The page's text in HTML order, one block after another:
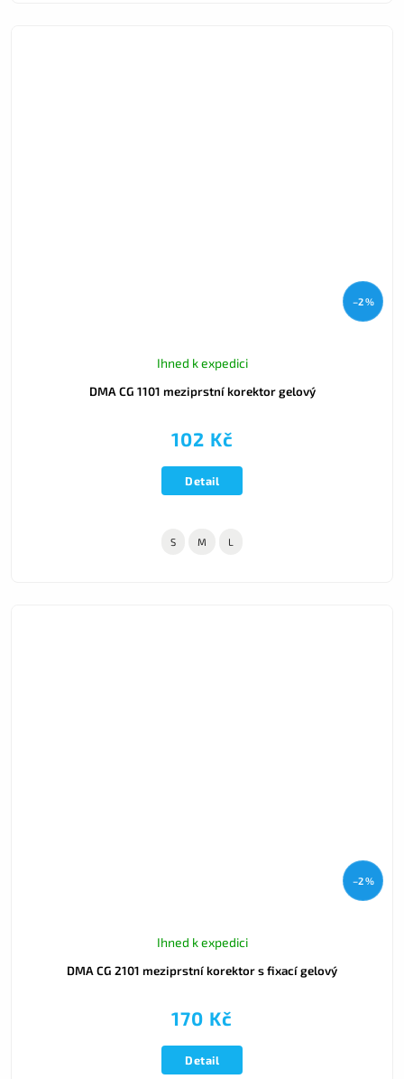
–2 %
DMA CG 1101 meziprstní korektor gelový
Ihned k expedici
102 Kč
Detail
S M L
–2 %
DMA CG 2101 meziprstní korektor s fixací gelový
Ihned k expedici
170 Kč
Detail